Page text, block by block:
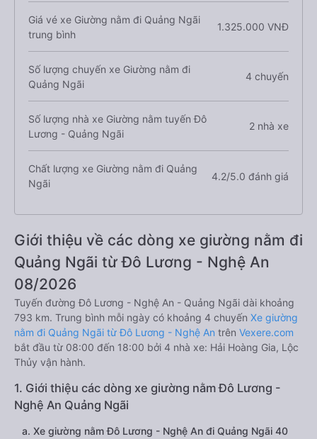
Giá vé xe Giường nằm đi Quảng Ngãi
trung bình
1.325.000 VNĐ
Số lượng chuyến xe Giường nằm đi
Quảng Ngãi
4 chuyến
Số lượng nhà xe Giường nằm tuyến Đô
Lương - Quảng Ngãi
2 nhà xe
Chất lượng xe Giường nằm đi Quảng
Ngãi
4.2/5.0 đánh giá
Giới thiệu về các dòng xe giường nằm đi
Quảng Ngãi từ Đô Lương - Nghệ An
08/2026
Tuyến đường Đô Lương - Nghệ An - Quảng Ngãi dài khoảng
793 km. Trung bình mỗi ngày có khoảng 4 chuyến Xe giường
nằm đi Quảng Ngãi từ Đô Lương - Nghệ An trên Vexere.com
bắt đầu từ 08:00 đến 18:00 bởi 4 nhà xe: Hải Hoàng Gia, Lộc
Thủy vận hành.
1. Giới thiệu các dòng xe giường nằm Đô Lương -
Nghệ An Quảng Ngãi
a. Xe giường nằm Đô Lương - Nghệ An đi Quảng Ngãi 40